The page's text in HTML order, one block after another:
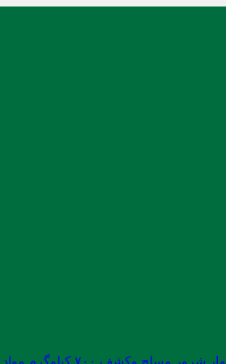
مسلح وکشف ۷۰۰ کیلوگرم مواد مخدر